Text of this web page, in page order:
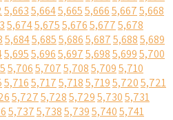
5,6635,6645,6655,6665,6675,668
5,6745,6755,6765,6775,678
5,6845,6855,6865,6875,6885,689
5,6955,6965,6975,6985,6995,700
5,7065,7075,7085,7095,710
5,7165,7175,7185,7195,7205,721
5,7275,7285,7295,7305,731
5,7375,7385,7395,7405,741